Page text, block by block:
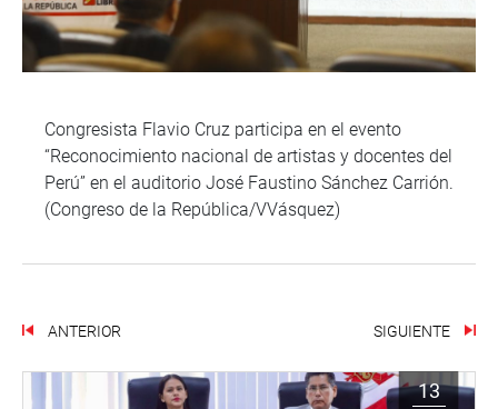
Congresista Flavio Cruz participa en el evento
“Reconocimiento nacional de artistas y docentes del
Perú” en el auditorio José Faustino Sánchez Carrión.
(Congreso de la República/VVásquez)
ANTERIOR SIGUIENTE
13